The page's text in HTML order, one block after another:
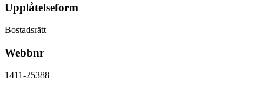
Upplåtelseform
Bostadsrätt
Webbnr
1411-25388